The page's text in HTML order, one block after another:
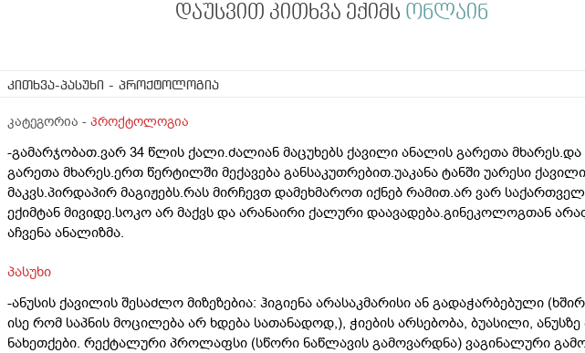
დაუსვით კითხვა ექიმს ონლაინ
კითხვა-პასუხი - პროქტოლოგია
კატეგორია - პროქტოლოგია
-გამარჯობათ.ვარ 34 წლის ქალი.ძალიან მაცუხებს ქავილი ანალის გარეთა მხარეს.და
გარეთა მხარეს.ერთ წერტილში მექავება განსაკუთრებით.უაკანა ტანში უარესი ქავილი
მაკვს.პირდაპირ მაგიჟებს.რას მირჩევთ დამეხმაროთ იქნებ რამით.არ ვარ
ექიმტან მივიდე.სოკო არ მაქვს და არანაირი ქალური დაავადება.გინეკოლოგთან
აჩვენა ანალიზმა.
პასუხი
-ანუსის ქავილის შესაძლო მიზეზებია: ჰიგიენა არასაკმარისი ან გადაჭარბებული
ისე რომ საპნის მოცილება არ ხდება სათანადოდ,), ჭიების არსებობა, ბუასილი,
ნახეთქები. რექტალური პროლაფსი (სწორი ნაწლავის გამოვარდნა) ვაგინალური